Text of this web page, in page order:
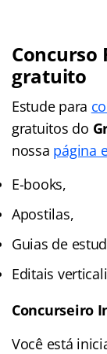
Concurso
gratuito
Estude para
gratuitos do
nossa página
E-books,
Apostilas,
Guias de
Editais
Concurseiro
Você está